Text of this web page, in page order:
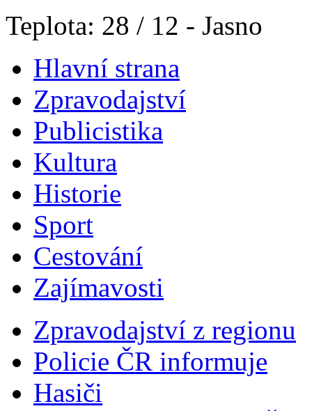
Teplota: 28 / 12 - Jasno
Hlavní strana
Zpravodajství
Publicistika
Kultura
Historie
Sport
Cestování
Zajímavosti
Zpravodajství z regionu
Policie ČR informuje
Hasiči